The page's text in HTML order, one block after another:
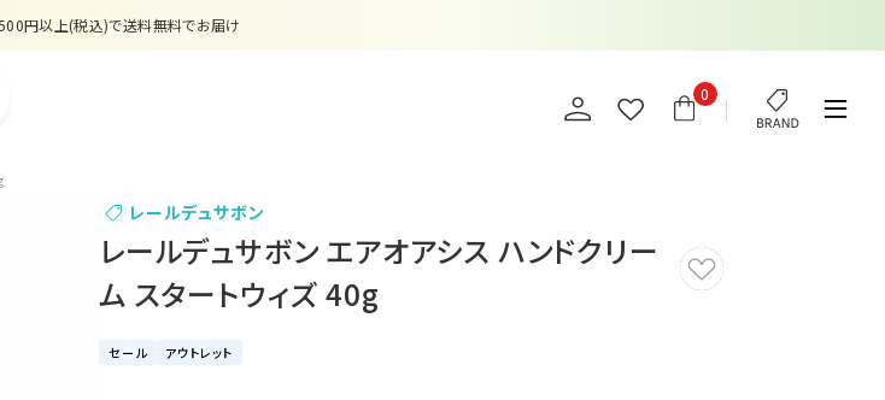
円以上(税込)で送料無料でお届け
円(税込)以上で香水サンプルプレゼント
円以上(税込)で送料無料でお届け
0
レールデュサボン
レールデュサボン エアオアシス ハンドクリー
ム スタートウィズ 40g
セール アウトレット